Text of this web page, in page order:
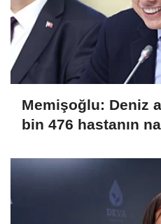
Memişoğlu: Deniz
bin 476 hastanın